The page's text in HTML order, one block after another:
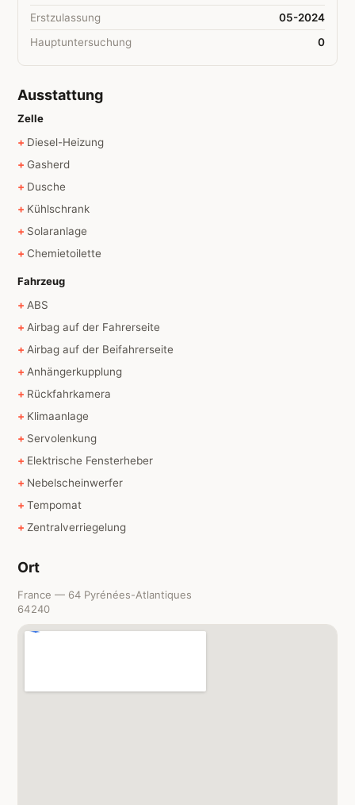
Erstzulassung
05-2024
Hauptuntersuchung
0
Ausstattung
Zelle
Diesel-Heizung
Gasherd
Dusche
Kühlschrank
Solaranlage
Chemietoilette
Fahrzeug
ABS
Airbag auf der Fahrerseite
Airbag auf der Beifahrerseite
Anhängerkupplung
Rückfahrkamera
Klimaanlage
Servolenkung
Elektrische Fensterheber
Nebelscheinwerfer
Tempomat
Zentralverriegelung
Ort
France — 64 Pyrénées-Atlantiques
64240